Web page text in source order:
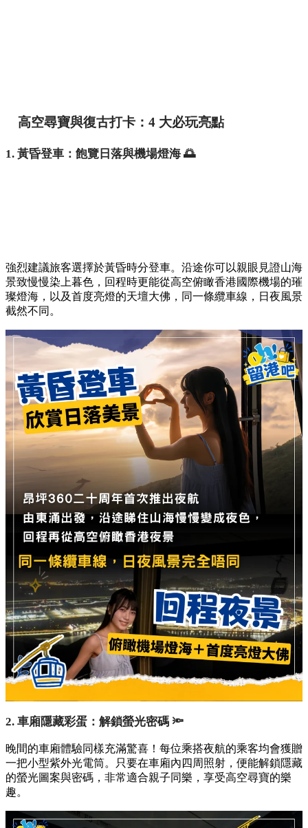
高空尋寶與復古打卡：4 大必玩亮點
1. 黃昏登車：飽覽日落與機場燈海 🌅
強烈建議旅客選擇於黃昏時分登車。沿途你可以親眼見證山海
景致慢慢染上暮色，回程時更能從高空俯瞰香港國際機場的璀
璨燈海，以及首度亮燈的天壇大佛，同一條纜車線，日夜風景
截然不同。
2. 車廂隱藏彩蛋：解鎖螢光密碼 🔦
晚間的車廂體驗同樣充滿驚喜！每位乘搭夜航的乘客均會獲贈
一把小型紫外光電筒。只要在車廂內四周照射，便能解鎖隱藏
的螢光圖案與密碼，非常適合親子同樂，享受高空尋寶的樂
趣。